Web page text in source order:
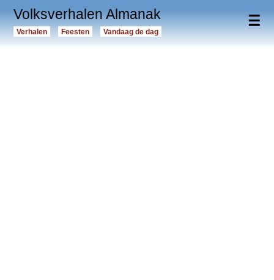
☰
Volksverhalen Almanak
Verhalen Feesten Vandaag de dag